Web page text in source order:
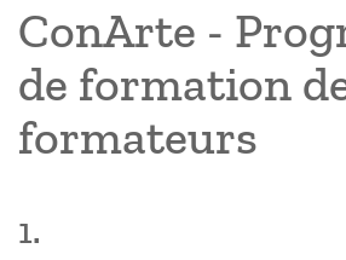
ConArte -
de formation
formateurs
1.